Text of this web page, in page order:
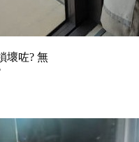
壞咗? 無